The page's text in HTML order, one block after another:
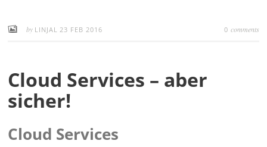
by LINJAL 23 FEB 2016 0 comments
Cloud Services – aber
sicher!
Cloud Services